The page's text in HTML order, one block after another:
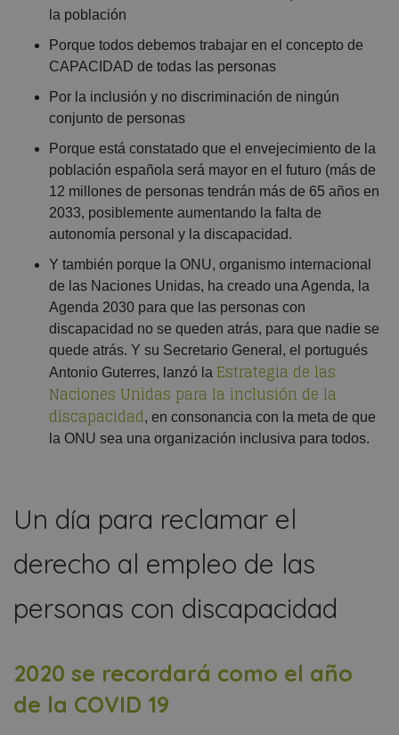
la población
Porque todos debemos trabajar en el concepto de
CAPACIDAD de todas las personas
Por la inclusión y no discriminación de ningún
conjunto de personas
Porque está constatado que el envejecimiento de la
población española será mayor en el futuro (más de
12 millones de personas tendrán más de 65 años en
2033, posiblemente aumentando la falta de
autonomía personal y la discapacidad.
Y también porque la ONU, organismo internacional
de las Naciones Unidas, ha creado una Agenda, la
Agenda 2030 para que las personas con
discapacidad no se queden atrás, para que nadie se
quede atrás. Y su Secretario General, el portugués
Antonio Guterres, lanzó la Estrategia de las
Naciones Unidas para la inclusión de la
discapacidad, en consonancia con la meta de que
la ONU sea una organización inclusiva para todos.
Un día para reclamar el
derecho al empleo de las
personas con discapacidad
2020 se recordará como el año
de la COVID 19